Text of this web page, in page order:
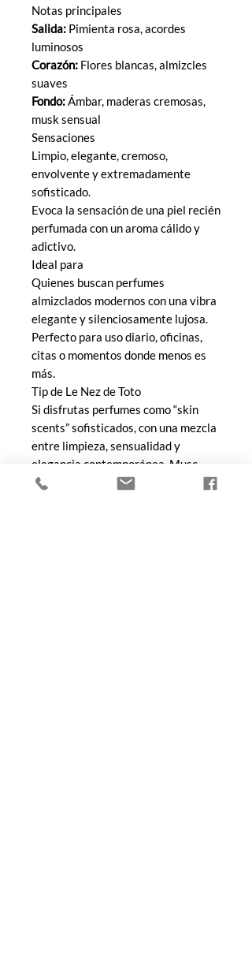
Notas principales
Salida: Pimienta rosa, acordes
luminosos
Corazón: Flores blancas, almizcles
suaves
Fondo: Ámbar, maderas cremosas,
musk sensual
Sensaciones
Limpio, elegante, cremoso,
envolvente y extremadamente
sofisticado.
Evoca la sensación de una piel recién
perfumada con un aroma cálido y
adictivo.
Ideal para
Quienes buscan perfumes
almizclados modernos con una vibra
elegante y silenciosamente lujosa.
Perfecto para uso diario, oficinas,
citas o momentos donde menos es
más.
Tip de Le Nez de Toto
Si disfrutas perfumes como “skin
scents” sofisticados, con una mezcla
entre limpieza, sensualidad y
elegancia contemporánea, Musc
Nurasana puede convertirse